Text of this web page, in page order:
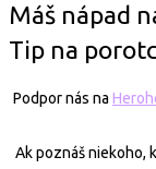
Máš nápad
Tip na
Podpor nás na
Ak poznáš niekoho,